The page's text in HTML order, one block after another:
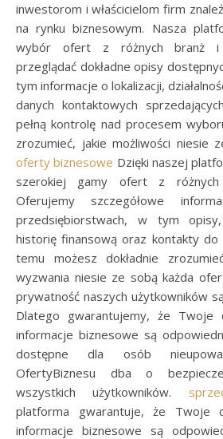
inwestorom i właścicielom firm
na rynku biznesowym. Nasza
wybór ofert z różnych branż i
przeglądać dokładne opisy
tym informacje o lokalizacji,
danych kontaktowych
pełną kontrolę nad procesem
zrozumieć, jakie możliwości niesie
oferty biznesowe Dzięki naszej
szerokiej gamy ofert z
Oferujemy szczegółowe
przedsiębiorstwach, w tym
historię finansową oraz kontakty do
temu możesz dokładnie
wyzwania niesie ze sobą każda
prywatność naszych użytkowników
Dlatego gwarantujemy, że Twoje
informacje biznesowe są
dostępne dla osób
OfertyBiznesu dba o
wszystkich użytkowników.
platforma gwarantuje, że Twoje
informacje biznesowe są